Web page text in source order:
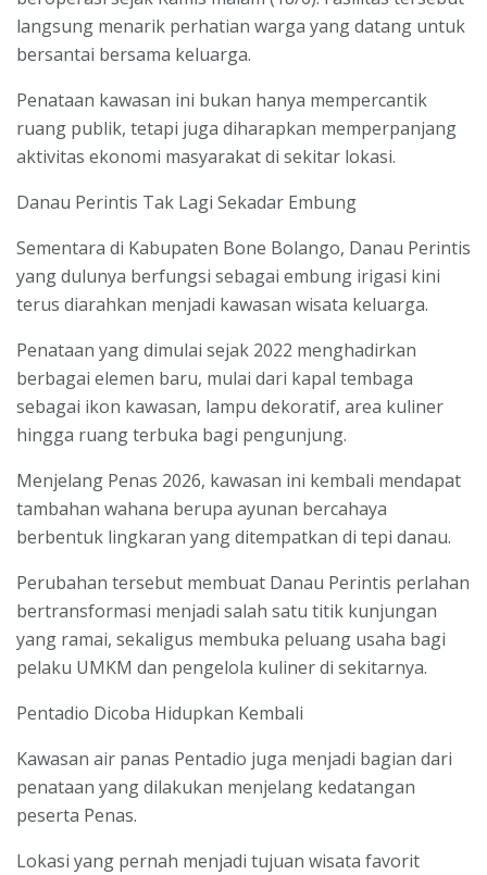
langsung menarik perhatian warga yang datang untuk
bersantai bersama keluarga.
Penataan kawasan ini bukan hanya mempercantik
ruang publik, tetapi juga diharapkan memperpanjang
aktivitas ekonomi masyarakat di sekitar lokasi.
Danau Perintis Tak Lagi Sekadar Embung
Sementara di Kabupaten Bone Bolango, Danau Perintis
yang dulunya berfungsi sebagai embung irigasi kini
terus diarahkan menjadi kawasan wisata keluarga.
Penataan yang dimulai sejak 2022 menghadirkan
berbagai elemen baru, mulai dari kapal tembaga
sebagai ikon kawasan, lampu dekoratif, area kuliner
hingga ruang terbuka bagi pengunjung.
Menjelang Penas 2026, kawasan ini kembali mendapat
tambahan wahana berupa ayunan bercahaya
berbentuk lingkaran yang ditempatkan di tepi danau.
Perubahan tersebut membuat Danau Perintis perlahan
bertransformasi menjadi salah satu titik kunjungan
yang ramai, sekaligus membuka peluang usaha bagi
pelaku UMKM dan pengelola kuliner di sekitarnya.
Pentadio Dicoba Hidupkan Kembali
Kawasan air panas Pentadio juga menjadi bagian dari
penataan yang dilakukan menjelang kedatangan
peserta Penas.
Lokasi yang pernah menjadi tujuan wisata favorit